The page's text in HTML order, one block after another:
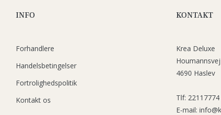
INFO
Forhandlere
Handelsbetingelser
Fortrolighedspolitik
Kontakt os
KONTAKT
Krea Deluxe
4690 Haslev
Tlf:
E-mail: